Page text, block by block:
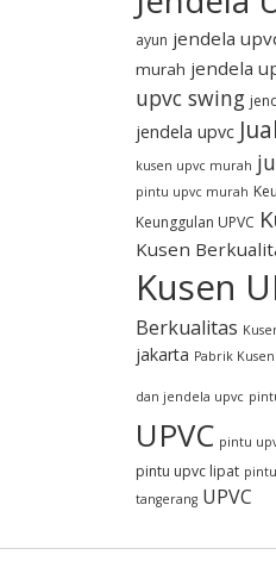
ayun jendela
murah jendela
upvc swing
jendela upvc
kusen upvc murah
pintu upvc murah
Keunggulan UPVC
Kusen
Kusen
Berkualitas
jakarta Pabrik Kusen
dan jendela upvc
UPVC pintu
pintu upvc lipat
tangerang UPVC